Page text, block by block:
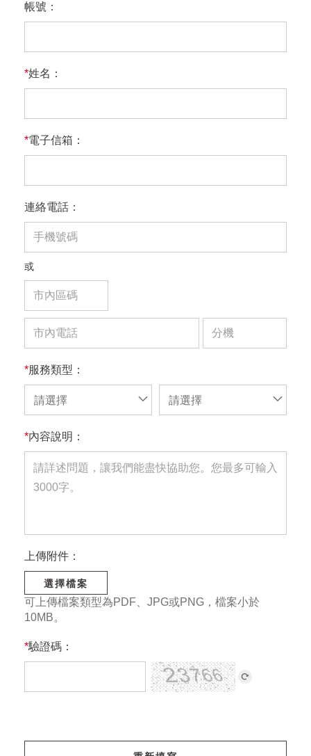
帳號：
*姓名：
*電子信箱：
連絡電話：
或
*服務類型：
請選擇 請選擇
*內容說明：
上傳附件：
選擇檔案
可上傳檔案類型為PDF、JPG或PNG，檔案小於
10MB。
*驗證碼：